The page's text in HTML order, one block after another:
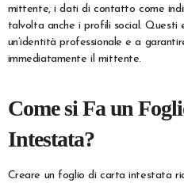
mittente, i dati di contatto come
talvolta anche i profili social. Questi
un’identità professionale e a
immediatamente il mittente.
Come si Fa un
Intestata?
Creare un foglio di carta intestata